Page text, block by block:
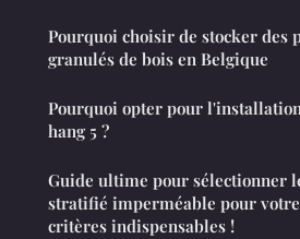
Pourquoi choisir de stocker des
granulés de bois en Belgique
Pourquoi opter pour
hang 5 ?
Guide ultime pour sélectionner
stratifié imperméable pour
critères indispensables !